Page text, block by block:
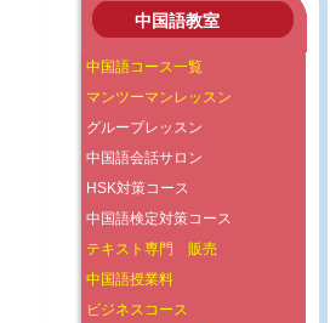
中国語教室
中国語コース一覧
マンツーマンレッスン
グループレッスン
中国語会話サロン
HSK対策コース
中国語検定対策コース
テキスト専門 販売
中国語授業料
ビジネスコース